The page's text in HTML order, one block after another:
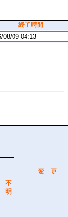
終了時間
変 更
不
明